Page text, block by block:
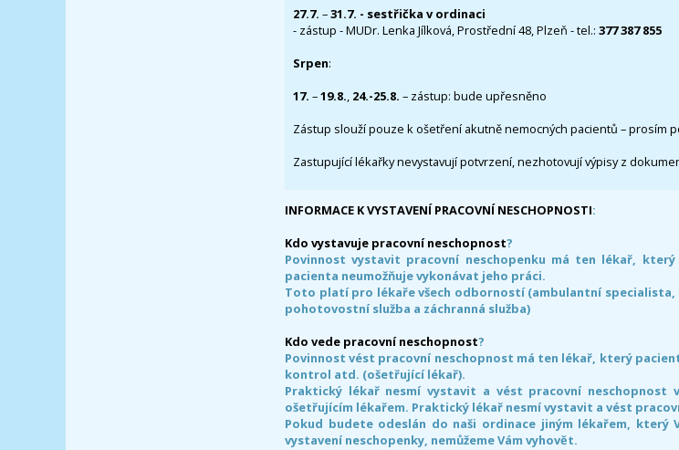
27.7. –31.7. - sestřička v ordinaci
- zástup - MUDr. Lenka Jílková, Prostřední 48, Plzeň - tel.: 377 387 855
Srpen:
17. –19.8., 24.-25.8. – zástup: bude upřesněno
Zástup slouží pouze k ošetření akutně nemocných pacientů – prosím
Zastupující lékařky nevystavují potvrzení, nezhotovují výpisy z
INFORMACE K VYSTAVENÍ PRACOVNÍ NESCHOPNOSTI:
Kdo vystavuje pracovní neschopnost?
Povinnost vystavit pracovní neschopenku má ten lékař,
pacienta neumožňuje vykonávat jeho práci.
Toto platí pro lékaře všech odborností (ambulantní specialista,
pohotovostní služba a záchranná služba)
Kdo vede pracovní neschopnost?
Povinnost vést pracovní neschopnost má ten lékař, který
kontrol atd. (ošetřující lékař).
Praktický lékař nesmí vystavit a vést pracovní neschopnost
ošetřujícím lékařem. Praktický lékař nesmí vystavit a vést
Pokud budete odeslán do naši ordinace jiným lékařem, který
vystavení neschopenky, nemůžeme Vám vyhovět.